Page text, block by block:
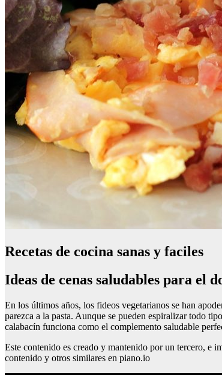
Recetas de cocina sanas y faciles
Ideas de cenas saludables para el
En los últimos años, los fideos vegetarianos se han
parezca a la pasta. Aunque se pueden espiralizar todo
calabacín funciona como el complemento saludable
Este contenido es creado y mantenido por un tercero, e
contenido y otros similares en piano.io